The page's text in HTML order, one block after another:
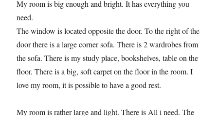
My room is big enough and bright. It has everything you
need.
The window is located opposite the door. To the right of the
door there is a large corner sofa. There is 2 wardrobes from
the sofa. There is my study place, bookshelves, table on the
floor. There is a big, soft carpet on the floor in the room. I
love my room, it is possible to have a good rest.
My room is rather large and light. There is All i need. The